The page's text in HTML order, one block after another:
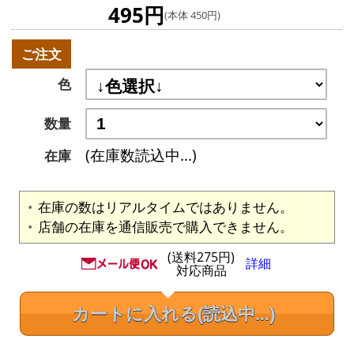
495円(本体 450円)
ご注文
色
数量
在庫
(在庫数読込中...)
在庫の数はリアルタイムではありません。
店舗の在庫を通信販売で購入できません。
(送料275円)
対応商品 詳細
カートに入れる(読込中...)